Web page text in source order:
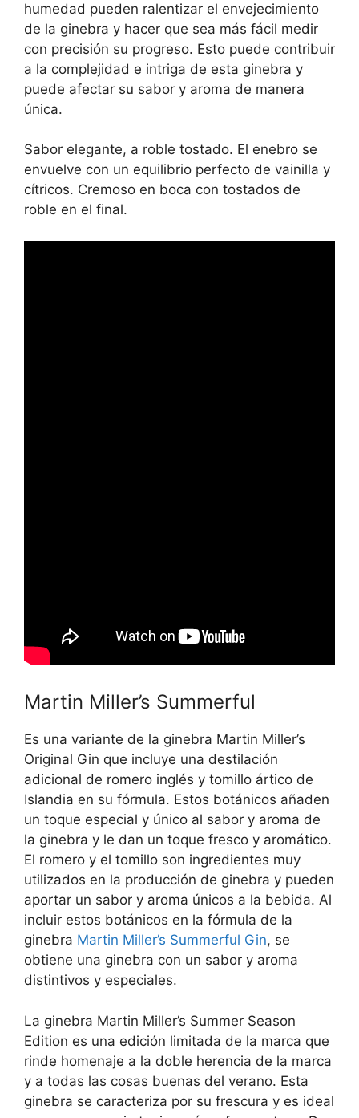
humedad pueden ralentizar el envejecimiento
de la ginebra y hacer que sea más fácil medir
con precisión su progreso. Esto puede contribuir
a la complejidad e intriga de esta ginebra y
puede afectar su sabor y aroma de manera
única.
Sabor elegante, a roble tostado. El enebro se
envuelve con un equilibrio perfecto de vainilla y
cítricos. Cremoso en boca con tostados de
roble en el final.
Martin Miller’s Summerful
Es una variante de la ginebra Martin Miller’s
Original Gin que incluye una destilación
adicional de romero inglés y tomillo ártico de
Islandia en su fórmula. Estos botánicos añaden
un toque especial y único al sabor y aroma de
la ginebra y le dan un toque fresco y aromático.
El romero y el tomillo son ingredientes muy
utilizados en la producción de ginebra y pueden
aportar un sabor y aroma únicos a la bebida. Al
incluir estos botánicos en la fórmula de la
ginebra Martin Miller’s Summerful Gin, se
obtiene una ginebra con un sabor y aroma
distintivos y especiales.
La ginebra Martin Miller’s Summer Season
Edition es una edición limitada de la marca que
rinde homenaje a la doble herencia de la marca
y a todas las cosas buenas del verano. Esta
ginebra se caracteriza por su frescura y es ideal